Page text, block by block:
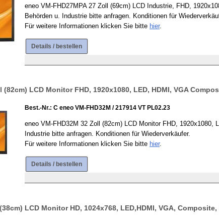
eneo VM-FHD27MPA 27 Zoll (69cm) LCD Industrie, FHD,
Behörden u. Industrie bitte anfragen. Konditionen für
Für weitere Informationen klicken Sie bitte hier.
Details / bestellen
(82cm) LCD Monitor FHD, 1920x1080, LED, HDMI, VGA
Best.-Nr.: C eneo VM-FHD32M / 217914 VT PL02.23
eneo VM-FHD32M 32 Zoll (82cm) LCD Monitor FHD,
Industrie bitte anfragen. Konditionen für Wiederverkäufer.
Für weitere Informationen klicken Sie bitte hier.
Details / bestellen
LCD Monitor HD, 1024x768, LED,HDMI, VGA,